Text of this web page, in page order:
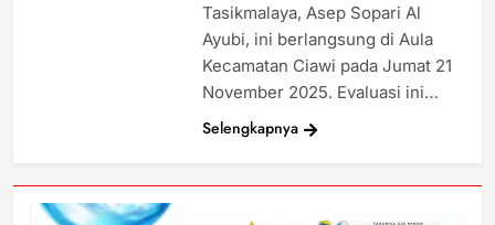
Tasikmalaya, Asep Sopari Al
Ayubi, ini berlangsung di Aula
Kecamatan Ciawi pada Jumat 21
November 2025. Evaluasi ini…
Selengkapnya